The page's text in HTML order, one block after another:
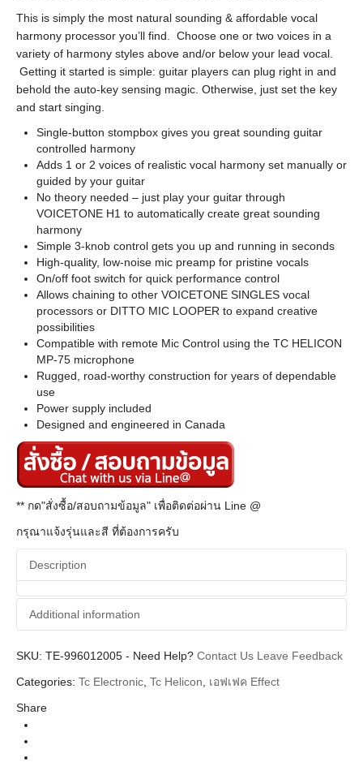
This is simply the most natural sounding & affordable vocal
harmony processor you’ll find. Choose one or two voices in a
variety of harmony styles above and/or below your lead vocal.
Getting it started is simple: guitar players can plug right in and
behold the auto-key sensing magic. Otherwise, just set the key
and start singing.
Single-button stompbox gives you great sounding guitar
controlled harmony
Adds 1 or 2 voices of realistic vocal harmony set manually or
guided by your guitar
No theory needed – just play your guitar through
VOICETONE H1 to automatically create great sounding
harmony
Simple 3-knob control gets you up and running in seconds
High-quality, low-noise mic preamp for pristine vocals
On/off foot switch for quick performance control
Allows chaining to other VOICETONE SINGLES vocal
processors or DITTO MIC LOOPER to expand creative
possibilities
Compatible with remote Mic Control using the TC HELICON
MP-75 microphone
Rugged, road-worthy construction for years of dependable
use
Power supply included
Designed and engineered in Canada
** กด"สั่งซื้อ/สอบถามข้อมูล" เพื่อติดต่อผ่าน Line @
กรุณาแจ้งรุ่นและสี ที่ต้องการครับ
Description
Additional information
Additional information
Brands Tc Eletronic
SKU: TE-996012005 - Need Help? Contact Us Leave Feedback
Categories: Tc Electronic Tc Helicon
เอฟเฟค Effect
Share